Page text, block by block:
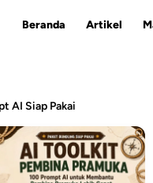
Beranda Artikel
ESC
AI Siap Pakai